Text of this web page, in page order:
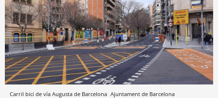
Carril bici de vía Augusta de Barcelona Ajuntament de Barcelona